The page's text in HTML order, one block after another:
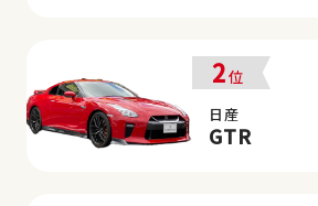
2位
日産
GTR